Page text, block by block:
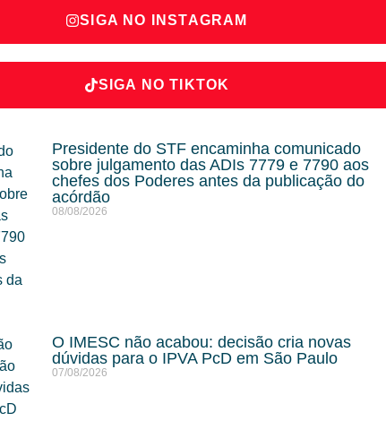
SIGA NO INSTAGRAM
SIGA NO TIKTOK
Presidente do STF encaminha comunicado
sobre julgamento das ADIs 7779 e 7790 aos
chefes dos Poderes antes da publicação do
acórdão
08/08/2026
O IMESC não acabou: decisão cria novas
dúvidas para o IPVA PcD em São Paulo
07/08/2026